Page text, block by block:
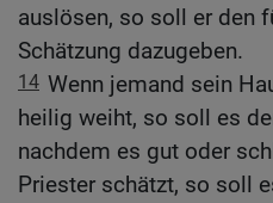
auslösen, so soll er den
Schätzung dazugeben.
14 Wenn jemand sein
heilig weiht, so soll es
nachdem es gut oder
Priester schätzt, so soll